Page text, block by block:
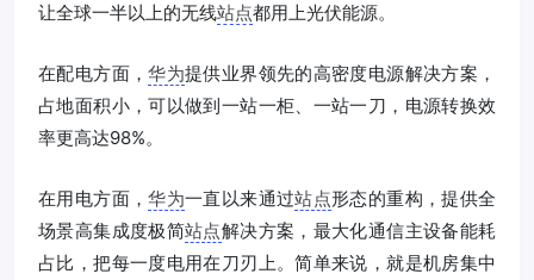
让全球一半以上的无线站点都用上光伏能源。
在配电方面，华为提供业界领先的高密度电源解决方案，
占地面积小，可以做到一站一柜、一站一刀，电源转换效
率更高达98%。
在用电方面，华为一直以来通过站点形态的重构，提供全
场景高集成度极简站点解决方案，最大化通信主设备能耗
占比，把每一度电用在刀刃上。简单来说，就是机房集中